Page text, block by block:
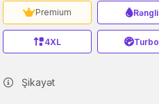
Premium Rəngli
4XL Turbo
Şikayət